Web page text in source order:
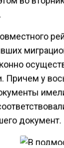
Причем у
документ.